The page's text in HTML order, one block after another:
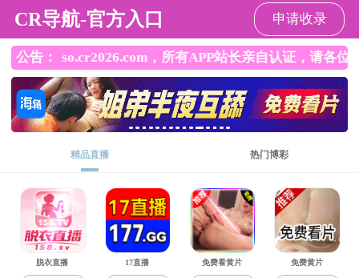
黄色直播
黄色直播 黄色直播概况 机构设置
校友风采